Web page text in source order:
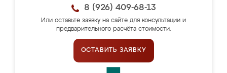
8 (926) 409-68-13
Или оставьте заявку на сайте для консультации и
предварительного расчёта стоимости.
ОСТАВИТЬ ЗАЯВКУ